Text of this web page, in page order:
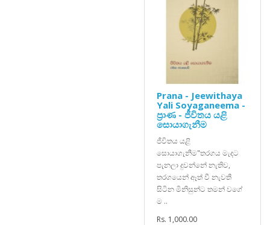
Prana - Jeewithaya
Yali Soyaganeema -
ප්‍රාණ - ජීවිතය යළි
සොයාගැනීම
ජීවිතය යළි
සොයාගැනීම"තරගය මැදට
පැනලා දුවන්නේ නැතිව,
තරගයෙන් ඈත් වී නැවතී
සිටින මිනිසුන්ට තමන් වගේ
ම ..
Rs. 1,000.00